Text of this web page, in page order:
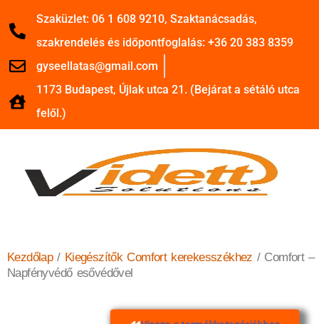
Szaküzlet: 06 1 608 9210, Szaktanácsadás,
szakrendelés és időpontfoglalás: +36 20 383 8359
gyseellatas@gmail.com
1173 Budapest, Újlak utca 21. (Bejárat a sétáló utca
felől.)
Kezdőlap/ Kiegészítők Comfort kerekesszékhez / Comfort –
Napfényvédő esővédővel